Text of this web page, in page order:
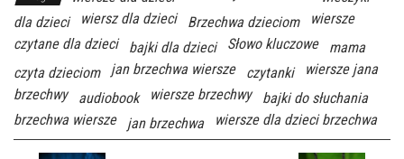
dla dzieci
wiersz dla dzieci Brzechwa dzieciom
wiersze
czytane dla dzieci
bajki dla dzieci Słowo kluczowe
mama
czyta dzieciom
jan brzechwa wiersze czytanki
wiersze jana
brzechwy
audiobook wiersze brzechwy
bajki do słuchania
brzechwa wiersze
jan brzechwa wiersze dla dzieci brzechwa